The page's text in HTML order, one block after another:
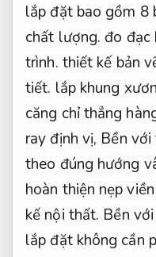
lắp đặt bao gồm 8
chất lượng. đo đạc
trình. thiết kế bản
tiết. lắp khung
căng chỉ thẳng
ray định vị, Bền
theo đúng hướng
hoàn thiện nẹp
kế nội thất. Bền
lắp đặt không cần